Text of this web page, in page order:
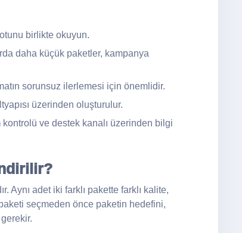
birlikte okuyun.
daha küçük paketler, kampanya
sorunsuz ilerlemesi için önemlidir.
üzerinden oluşturulur.
kontrolü ve destek kanalı üzerinden bilgi
Aynı adet iki farklı pakette farklı kalite,
seçmeden önce paketin hedefini,